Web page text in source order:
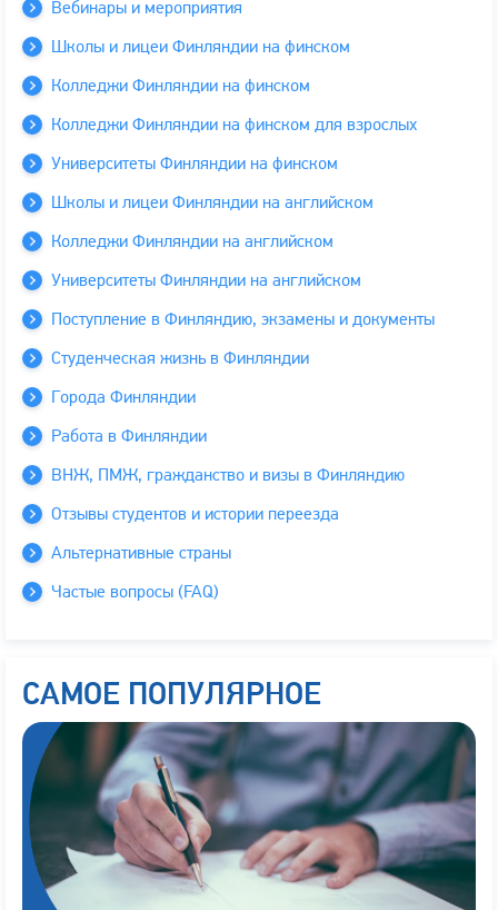
Вебинары и мероприятия
Школы и лицеи Финляндии на финском
Колледжи Финляндии на финском
Колледжи Финляндии на финском для взрослых
Университеты Финляндии на финском
Школы и лицеи Финляндии на английском
Колледжи Финляндии на английском
Университеты Финляндии на английском
Поступление в Финляндию, экзамены и документы
Студенческая жизнь в Финляндии
Города Финляндии
Работа в Финляндии
ВНЖ, ПМЖ, гражданство и визы в Финляндию
Отзывы студентов и истории переезда
Альтернативные страны
Частые вопросы (FAQ)
САМОЕ ПОПУЛЯРНОЕ